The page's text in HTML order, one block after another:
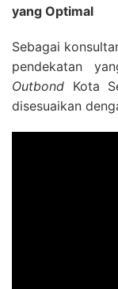
yang Optimal
Sebagai
pendekatan
Outbond Kota
disesuaikan